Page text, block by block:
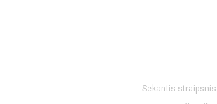
Sekantis straipsnis